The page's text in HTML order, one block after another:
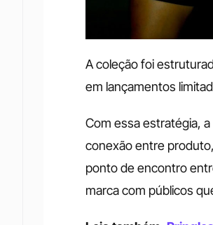
A coleção foi
em lançamentos
Com essa estratégia,
conexão entre
ponto de encontro
marca com públicos